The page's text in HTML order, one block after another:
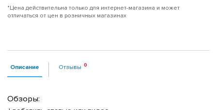
*Цена действительна только для интернет-магазина и может
отличаться от цен в розничных магазинах
Описание Отзывы
Обзоры: